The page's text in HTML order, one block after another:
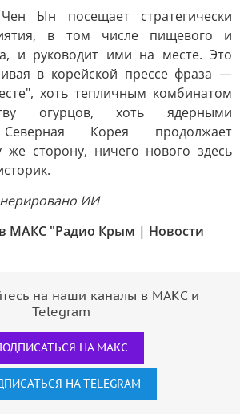
Ын посещает стратегически
в том числе пищевого и
и руководит ими на месте. Это
в корейской прессе фраза —
хоть тепличным комбинатом
огурцов, хоть ядерными
Корея продолжает
же сторону, ничего нового здесь
ИИ
МАКС "Радио Крым | Новости
на наши каналы в МАКС и
Telegram
НА МАКС
НА TELEGRAM